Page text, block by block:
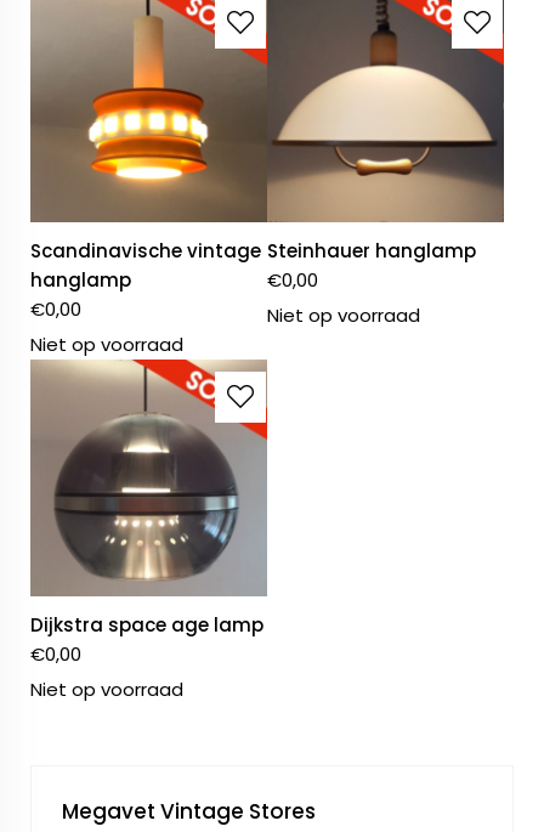
Scandinavische vintage
hanglamp
€0,00
Niet op voorraad
Steinhauer hanglamp
€0,00
Niet op voorraad
Dijkstra space age lamp
€0,00
Niet op voorraad
Megavet Vintage Stores